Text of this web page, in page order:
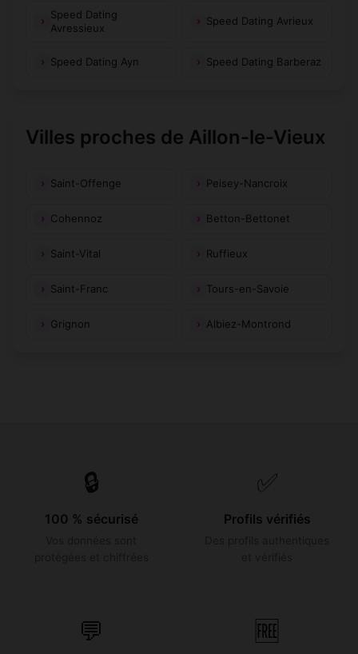
Speed Dating
Avressieux
Speed Dating Avrieux
Speed Dating Ayn Speed Dating Barberaz
Villes proches de Aillon-le-Vieux
Saint-Offenge Peisey-Nancroix
Cohennoz Betton-Bettonet
Saint-Vital Ruffieux
Saint-Franc Tours-en-Savoie
Grignon Albiez-Montrond
🔒
100 % sécurisé
✅
Profils vérifiés
💬 🆓